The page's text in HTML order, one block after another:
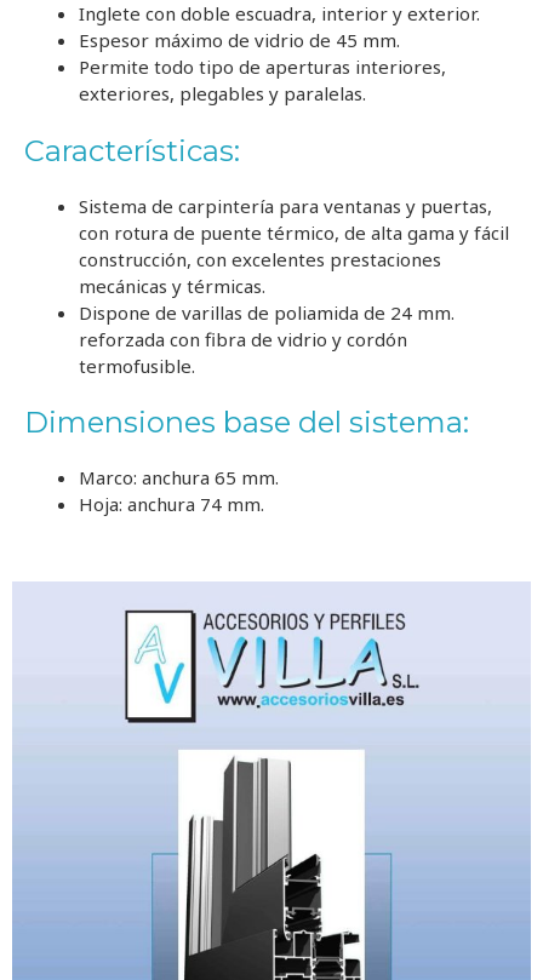
Inglete con doble escuadra, interior y exterior.
Espesor máximo de vidrio de 45 mm.
Permite todo tipo de aperturas interiores,
exteriores, plegables y paralelas.
Características:
Sistema de carpintería para ventanas y puertas,
con rotura de puente térmico, de alta gama y fácil
construcción, con excelentes prestaciones
mecánicas y térmicas.
Dispone de varillas de poliamida de 24 mm.
reforzada con fibra de vidrio y cordón
termofusible.
Dimensiones base del sistema:
Marco: anchura 65 mm.
Hoja: anchura 74 mm.